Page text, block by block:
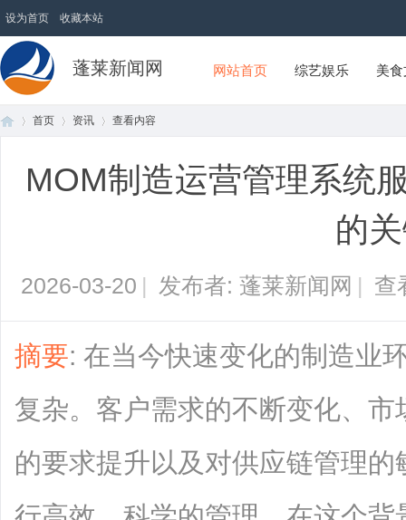
设为首页 收藏本站
蓬莱新闻网 网站首页 综艺娱乐 美
首页 资讯 查看内容
MOM制造运营管理系统
的
2026-03-20 | 发布者: 蓬莱新闻网 | 查
摘要: 在当今快速变化的制造业
复杂。客户需求的不断变化、
的要求提升以及对供应链管理